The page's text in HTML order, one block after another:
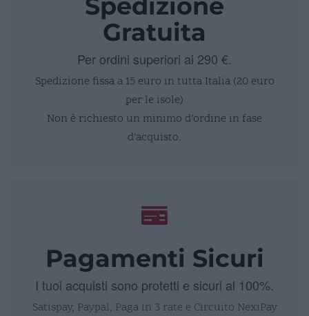
Gratuita
Per ordini superiori ai 290 €.
Spedizione fissa a 15 euro in tutta Italia (20 euro
per le isole)
Non è richiesto un minimo d’ordine in fase
d’acquisto.
Pagamenti Sicuri
I tuoi acquisti sono protetti e sicuri al 100%.
Satispay, Paypal, Paga in 3 rate e Circuito NexiPay